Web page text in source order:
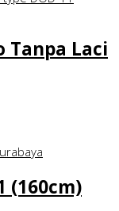
Tanpa Laci
(160cm)